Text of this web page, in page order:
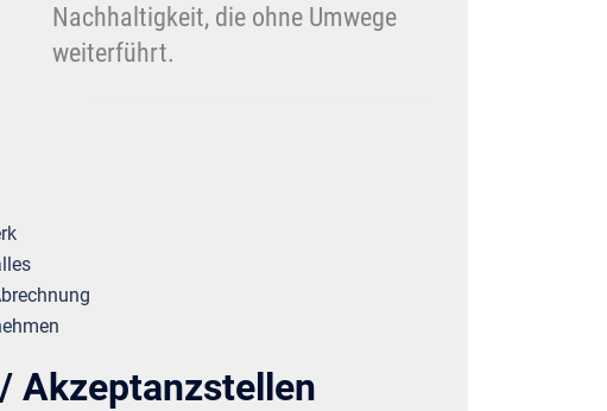
Nachhaltigkeit, die ohne Umwege
weiterführt.
Akzeptanzstellen